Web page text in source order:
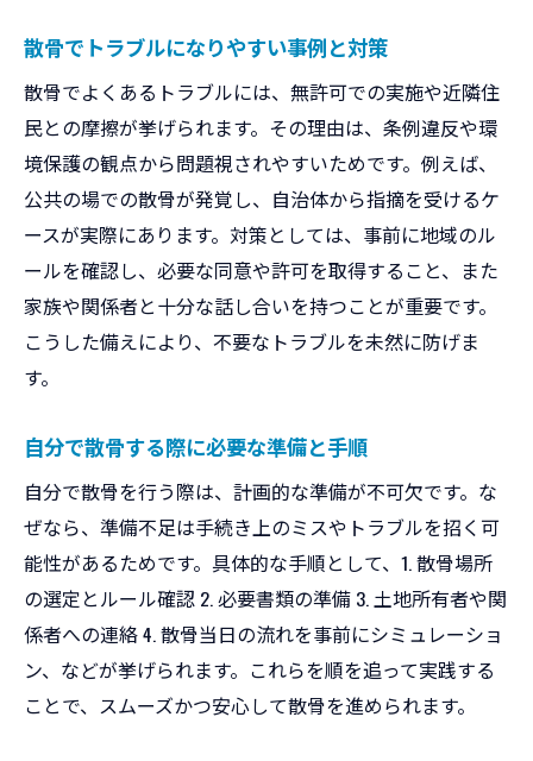
散骨でトラブルになりやすい事例と対策
散骨でよくあるトラブルには、無許可での実施や近隣住
民との摩擦が挙げられます。その理由は、条例違反や環
境保護の観点から問題視されやすいためです。例えば、
公共の場での散骨が発覚し、自治体から指摘を受けるケ
ースが実際にあります。対策としては、事前に地域のル
ールを確認し、必要な同意や許可を取得すること、また
家族や関係者と十分な話し合いを持つことが重要です。
こうした備えにより、不要なトラブルを未然に防げま
す。
自分で散骨する際に必要な準備と手順
自分で散骨を行う際は、計画的な準備が不可欠です。な
ぜなら、準備不足は手続き上のミスやトラブルを招く可
能性があるためです。具体的な手順として、1. 散骨場所
の選定とルール確認 2. 必要書類の準備 3. 土地所有者や関
係者への連絡 4. 散骨当日の流れを事前にシミュレーショ
ン、などが挙げられます。これらを順を追って実践する
ことで、スムーズかつ安心して散骨を進められます。